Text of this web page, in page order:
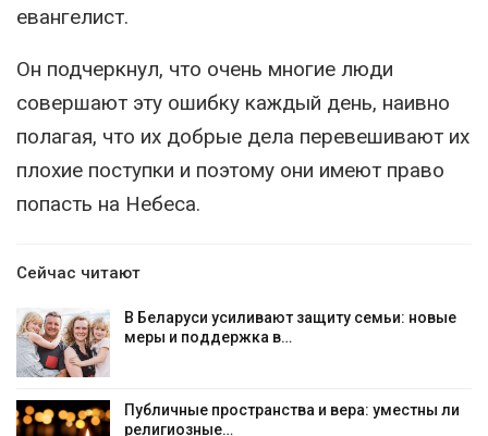
евангелист.
Он подчеркнул, что очень многие люди
совершают эту ошибку каждый день, наивно
полагая, что их добрые дела перевешивают их
плохие поступки и поэтому они имеют право
попасть на Небеса.
Сейчас читают
В Беларуси усиливают защиту семьи: новые
меры и поддержка в…
Публичные пространства и вера: уместны ли
религиозные…